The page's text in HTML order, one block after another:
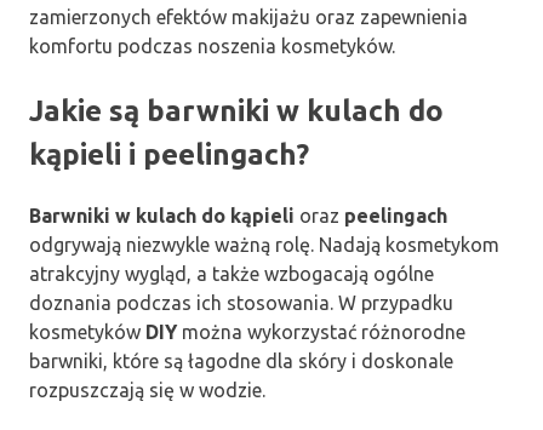
zamierzonych efektów makijażu oraz zapewnienia
komfortu podczas noszenia kosmetyków.
Jakie są barwniki w kulach do
kąpieli i peelingach?
Barwniki w kulach do kąpieli oraz peelingach
odgrywają niezwykle ważną rolę. Nadają kosmetykom
atrakcyjny wygląd, a także wzbogacają ogólne
doznania podczas ich stosowania. W przypadku
kosmetyków DIYmożna wykorzystać różnorodne
barwniki, które są łagodne dla skóry i doskonale
rozpuszczają się w wodzie.